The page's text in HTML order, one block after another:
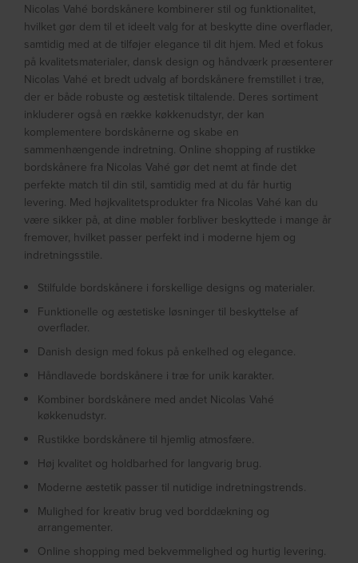
Nicolas Vahé bordskånere kombinerer stil og funktionalitet,
hvilket gør dem til et ideelt valg for at beskytte dine overflader,
samtidig med at de tilføjer elegance til dit hjem. Med et fokus
på kvalitetsmaterialer, dansk design og håndværk præsenterer
Nicolas Vahé et bredt udvalg af bordskånere fremstillet i træ,
der er både robuste og æstetisk tiltalende. Deres sortiment
inkluderer også en række køkkenudstyr, der kan
komplementere bordskånerne og skabe en
sammenhængende indretning. Online shopping af rustikke
bordskånere fra Nicolas Vahé gør det nemt at finde det
perfekte match til din stil, samtidig med at du får hurtig
levering. Med højkvalitetsprodukter fra Nicolas Vahé kan du
være sikker på, at dine møbler forbliver beskyttede i mange år
fremover, hvilket passer perfekt ind i moderne hjem og
indretningsstile.
Stilfulde bordskånere i forskellige designs og materialer.
Funktionelle og æstetiske løsninger til beskyttelse af
overflader.
Danish design med fokus på enkelhed og elegance.
Håndlavede bordskånere i træ for unik karakter.
Kombiner bordskånere med andet Nicolas Vahé
køkkenudstyr.
Rustikke bordskånere til hjemlig atmosfære.
Høj kvalitet og holdbarhed for langvarig brug.
Moderne æstetik passer til nutidige indretningstrends.
Mulighed for kreativ brug ved borddækning og
arrangementer.
Online shopping med bekvemmelighed og hurtig levering.